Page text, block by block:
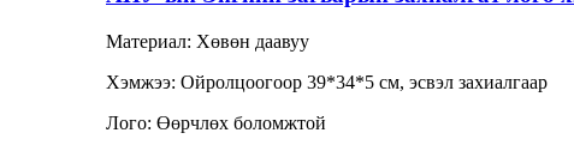
Материал: Хөвөн даавуу
Хэмжээ: Ойролцоогоор 39*34*5 см, эсвэл захиалгаар
Лого: Өөрчлөх боломжтой